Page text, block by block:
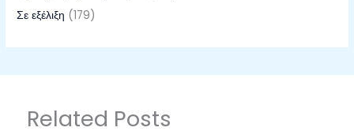
Σε εξέλιξη (179)
Related Posts